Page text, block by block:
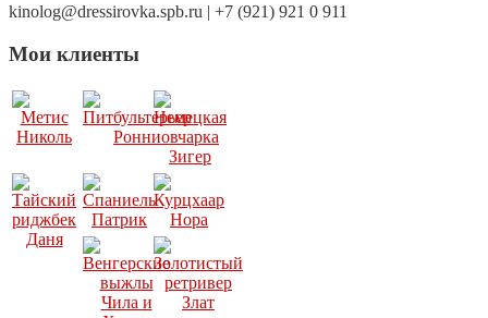
kinolog@dressirovka.spb.ru | +7 (921) 921 0 911
Мои клиенты